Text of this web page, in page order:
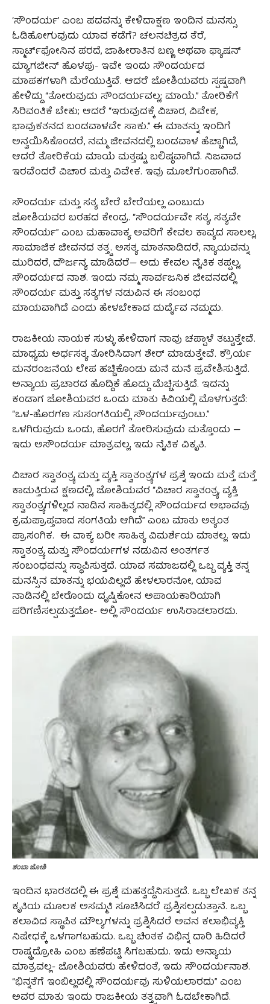
‘ಸೌಂದರ್ಯ’ ಎಂಬ ಪದವನ್ನು ಕೇಳಿದಾಕ್ಷಣ ಇಂದಿನ ಮನಸ್ಸು
ಓಡಿಹೋಗುವುದು ಯಾವ ಕಡೆಗೆ? ಚಲನಚಿತ್ರದ ತೆರೆ,
ಸ್ಮಾರ್ಟ್‌ಫೋನಿನ ಪರದೆ, ಜಾಹೀರಾತಿನ ಬಣ್ಣ ಅಥವಾ ಫ್ಯಾಷನ್
ಮ್ಯಾಗಜೀನ್ ಹೊಳಪು- ಇವೇ ಇಂದು ಸೌಂದರ್ಯದ
ಮಾಪಕಗಳಾಗಿ ಮೆರೆಯುತ್ತಿವೆ. ಆದರೆ ಜೋಶಿಯವರು ಸ್ಪಷ್ಟವಾಗಿ
ಹೇಳಿದ್ದು “ತೋರುವುದು ಸೌಂದರ್ಯವಲ್ಲ; ಮಾಯೆ.” ತೋರಿಕೆಗೆ
ಸಿರಿವಂತಿಕೆ ಬೇಕು; ಆದರೆ “ಇರುವುದಕ್ಕೆ ವಿಚಾರ, ವಿವೇಕ,
ಭಾವುಕತನದ ಬಂಡವಾಳವೇ ಸಾಕು.” ಈ ಮಾತನ್ನು ಇಂದಿಗೆ
ಅನ್ವಯಿಸಿಕೊಂಡರೆ, ನಮ್ಮ ಜೀವನದಲ್ಲಿ ಬಂಡವಾಳ ಹೆಚ್ಚಾಗಿದೆ,
ಆದರೆ ತೋರಿಕೆಯ ಮಾಯೆ ಮತ್ತಷ್ಟು ಬಲಿಷ್ಠವಾಗಿದೆ. ನಿಜವಾದ
ಇರವೆಂದರೆ ವಿಚಾರ ಮತ್ತು ವಿವೇಕ. ಇವು ಮೂಲೆಗುಂಪಾಗಿವೆ.
ಸೌಂದರ್ಯ ಮತ್ತು ಸತ್ಯ ಬೇರೆ ಬೇರೆಯಲ್ಲ ಎಂಬುದು
ಜೋಶಿಯವರ ಬರಹದ ಕೇಂದ್ರ. “ಸೌಂದರ್ಯವೇ ಸತ್ಯ, ಸತ್ಯವೇ
ಸೌಂದರ್ಯ” ಎಂಬ ಮಹಾವಾಕ್ಯ ಅವರಿಗೆ ಕೇವಲ ಕಾವ್ಯದ ಸಾಲಲ್ಲ,
ಸಾಮಾಜಿಕ ಜೀವನದ ತತ್ತ್ವ. ಅಸತ್ಯ ಮಾತನಾಡಿದರೆ, ನ್ಯಾಯವನ್ನು
ಮುರಿದರೆ, ದೌರ್ಜನ್ಯ ಮಾಡಿದರೆ— ಅದು ಕೇವಲ ನೈತಿಕ ತಪ್ಪಲ್ಲ,
ಸೌಂದರ್ಯದ ನಾಶ. ಇಂದು ನಮ್ಮ ಸಾರ್ವಜನಿಕ ಜೀವನದಲ್ಲಿ
ಸೌಂದರ್ಯ ಮತ್ತು ಸತ್ಯಗಳ ನಡುವಿನ ಈ ಸಂಬಂಧ
ಮಾಯವಾಗಿದೆ ಎಂದು ಹೇಳಬೇಕಾದ ದುರ್ದೈವ ನಮ್ಮದು.
ರಾಜಕೀಯ ನಾಯಕ ಸುಳ್ಳು ಹೇಳಿದಾಗ ನಾವು ಚಪ್ಪಾಳೆ ತಟ್ಟುತ್ತೇವೆ.
ಮಾಧ್ಯಮ ಅರ್ಧಸತ್ಯ ತೋರಿಸಿದಾಗ ಶೇರ್ ಮಾಡುತ್ತೇವೆ. ಕ್ರೌರ್ಯ
ಮನರಂಜನೆಯ ಲೇಪ ಹಚ್ಚಿಕೊಂಡು ಮನೆ ಮನೆ ಪ್ರವೇಶಿಸುತ್ತಿದೆ.
ಅನ್ಯಾಯ ಪ್ರಚಾರದ ಹೊದ್ದಿಕೆ ಹೊದ್ದು ಮೆಚ್ಚಿಸುತ್ತಿದೆ. ಇದನ್ನು
ಕಂಡಾಗ ಜೋಶಿಯವರ ಒಂದು ಮಾತು ಕಿವಿಯಲ್ಲಿ ಮೊಳಗುತ್ತದೆ:
“ಒಳ-ಹೊರಗಣ ಸುಸಂಗತಿಯಲ್ಲಿ ಸೌಂದರ್ಯವುಂಟು.”
ಒಳಗಿರುವುದು ಒಂದು, ಹೊರಗೆ ತೋರಿಸುವುದು ಮತ್ತೊಂದು —
ಇದು ಅಸೌಂದರ್ಯ ಮಾತ್ರವಲ್ಲ, ಇದು ನೈತಿಕ ವಿಕೃತಿ.
ವಿಚಾರ ಸ್ವಾತಂತ್ರ್ಯ ಮತ್ತು ವ್ಯಕ್ತಿ ಸ್ವಾತಂತ್ರ್ಯಗಳ ಪ್ರಶ್ನೆ ಇಂದು ಮತ್ತೆ ಮತ್ತೆ
ಕಾಡುತ್ತಿರುವ ಕ್ಷಣದಲ್ಲಿ, ಜೋಶಿಯವರ “ವಿಚಾರ ಸ್ವಾತಂತ್ರ್ಯ, ವ್ಯಕ್ತಿ
ಸ್ವಾತಂತ್ರ್ಯಗಳಿಲ್ಲದ ನಾಡಿನ ಸಾಹಿತ್ಯದಲ್ಲಿ ಸೌಂದರ್ಯದ ಅಭಾವವು
ಕ್ರಮಪ್ರಾಪ್ತವಾದ ಸಂಗತಿಯೆ ಆಗಿದೆ” ಎಂಬ ಮಾತು ಅತ್ಯಂತ
ಪ್ರಾಸಂಗಿಕ. ಈ ವಾಕ್ಯ ಬರೀ ಸಾಹಿತ್ಯ ವಿಮರ್ಶೆಯ ಮಾತಲ್ಲ. ಇದು
ಸ್ವಾತಂತ್ರ್ಯ ಮತ್ತು ಸೌಂದರ್ಯಗಳ ನಡುವಿನ ಅಂತರ್ಗತ
ಸಂಬಂಧವನ್ನು ಸ್ಥಾಪಿಸುತ್ತದೆ. ಯಾವ ಸಮಾಜದಲ್ಲಿ ಒಬ್ಬ ವ್ಯಕ್ತಿ ತನ್ನ
ಮನಸ್ಸಿನ ಮಾತನ್ನು ಭಯವಿಲ್ಲದೆ ಹೇಳಲಾರನೋ, ಯಾವ
ನಾಡಿನಲ್ಲಿ ಬೇರೊಂದು ದೃಷ್ಟಿಕೋನ ಅಪಾಯಕಾರಿಯಾಗಿ
ಪರಿಗಣಿಸಲ್ಪಡುತ್ತದೋ- ಅಲ್ಲಿ ಸೌಂದರ್ಯ ಉಸಿರಾಡಲಾರದು.
ಶಂಬಾ ಜೋಶಿ
ಇಂದಿನ ಭಾರತದಲ್ಲಿ ಈ ಪ್ರಶ್ನೆ ಮಹತ್ವದ್ದೆನಿಸುತ್ತದೆ. ಒಬ್ಬ ಲೇಖಕ ತನ್ನ
ಕೃತಿಯ ಮೂಲಕ ಅಸಮ್ಮತಿ ಸೂಚಿಸಿದರೆ ಪ್ರಶ್ನಿಸಲ್ಪಡುತ್ತಾನೆ. ಒಬ್ಬ
ಕಲಾವಿದ ಸ್ಥಾಪಿತ ಮೌಲ್ಯಗಳನ್ನು ಪ್ರಶ್ನಿಸಿದರೆ ಅವನ ಕಲಾಭಿವ್ಯಕ್ತಿ
ನಿಷೇಧಕ್ಕೆ ಒಳಗಾಗಬಹುದು. ಒಬ್ಬ ಚಿಂತಕ ವಿಭಿನ್ನ ದಾರಿ ಹಿಡಿದರೆ
ರಾಷ್ಟ್ರದ್ರೋಹಿ ಎಂಬ ಹಣೆಪಟ್ಟಿ ಸಿಗಬಹುದು. ಇದು ಅನ್ಯಾಯ
ಮಾತ್ರವಲ್ಲ- ಜೋಶಿಯವರು ಹೇಳಿದಂತೆ, ಇದು ಸೌಂದರ್ಯನಾಶ.
“ಭಿನ್ನತೆಗೆ ಇಂಬಿಲ್ಲದಲ್ಲಿ ಸೌಂದರ್ಯವು ಸುಳಿಯಲಾರದು” ಎಂಬ
ಅವರ ಮಾತು ಇಂದು ರಾಜಕೀಯ ತತ್ತ್ವವಾಗಿ ಓದಬೇಕಾಗಿದೆ.